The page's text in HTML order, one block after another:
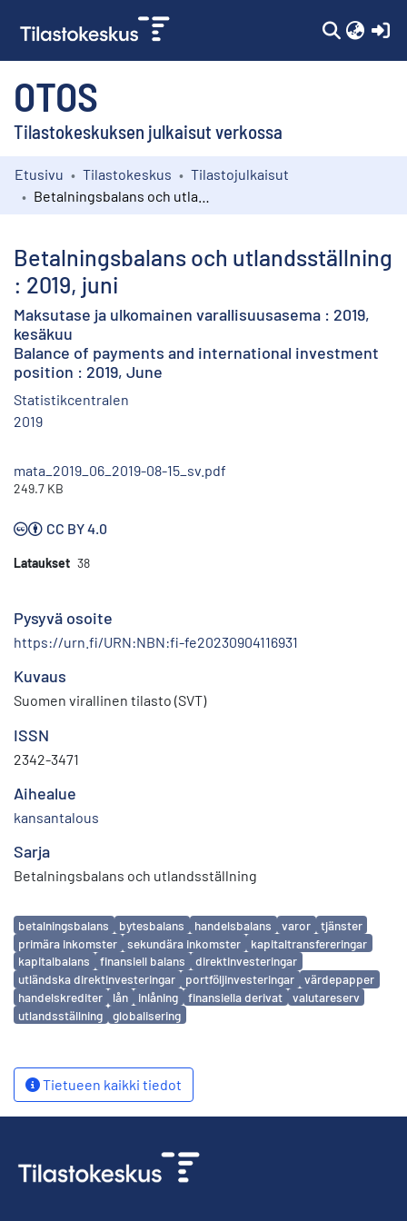
OTOS
Tilastokeskuksen julkaisut verkossa
Kokoelmat
Etusivu Tilastokeskus
Tilastojulkaisut
Betalningsbalans och utlandsställning
: 2019, juni
Maksutase ja ulkomainen varallisuusasema : 2019,
kesäkuu
Balance of payments and international investment
position : 2019, June
Statistikcentralen
2019
mata_2019_06_2019-08-15_sv.pdf
249.7 KB
CC BY 4.0
Lataukset 38
Pysyvä osoite
https://urn.fi/URN:NBN:fi-fe20230904116931
Kuvaus
Suomen virallinen tilasto (SVT)
ISSN
2342-3471
Aihealue
kansantalous
Sarja
Betalningsbalans och utlandsställning
Avainsanat
betalningsbalans bytesbalans handelsbalans varor
tjänster
primära inkomster
sekundära inkomster
kapitaltransfereringar
kapitalbalans
finansiell balans
direktinvesteringar
utländska direktinvesteringar
portföljinvesteringar
värdepapper
handelskrediter
lån inlåning finansiella derivat
valutareserv
utlandsställning
globalisering
Tietueen kaikki tiedot